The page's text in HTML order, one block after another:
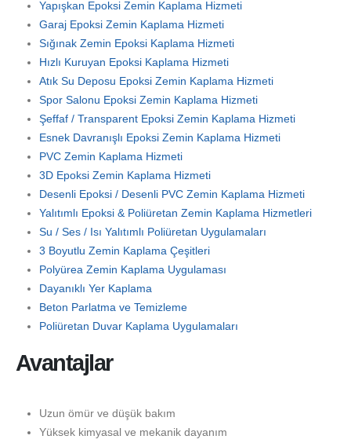
Yapışkan Epoksi Zemin Kaplama Hizmeti
Garaj Epoksi Zemin Kaplama Hizmeti
Sığınak Zemin Epoksi Kaplama Hizmeti
Hızlı Kuruyan Epoksi Kaplama Hizmeti
Atık Su Deposu Epoksi Zemin Kaplama Hizmeti
Spor Salonu Epoksi Zemin Kaplama Hizmeti
Şeffaf / Transparent Epoksi Zemin Kaplama Hizmeti
Esnek Davranışlı Epoksi Zemin Kaplama Hizmeti
PVC Zemin Kaplama Hizmeti
3D Epoksi Zemin Kaplama Hizmeti
Desenli Epoksi / Desenli PVC Zemin Kaplama Hizmeti
Yalıtımlı Epoksi & Poliüretan Zemin Kaplama Hizmetleri
Su / Ses / Isı Yalıtımlı Poliüretan Uygulamaları
3 Boyutlu Zemin Kaplama Çeşitleri
Polyürea Zemin Kaplama Uygulaması
Dayanıklı Yer Kaplama
Beton Parlatma ve Temizleme
Poliüretan Duvar Kaplama Uygulamaları
Avantajlar
Uzun ömür ve düşük bakım
Yüksek kimyasal ve mekanik dayanım